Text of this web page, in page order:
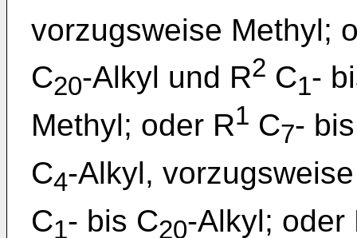
vorzugsweise Methyl;
C20-Alkyl und R2 C1-
Methyl; oder R1 C7-
C4-Alkyl,
C1- bis C20-Alkyl; oder